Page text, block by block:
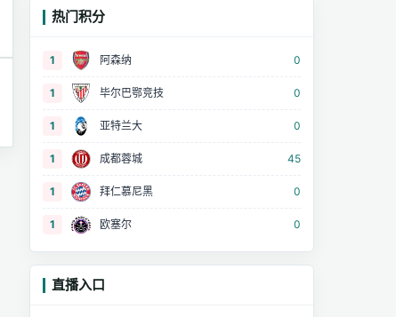
热门积分
1 阿森纳 0
1 毕尔巴鄂竞技 0
1 亚特兰大 0
1 成都蓉城 45
1 拜仁慕尼黑 0
1 欧塞尔 0
直播入口